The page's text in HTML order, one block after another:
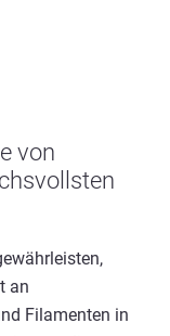
von
an
Filamenten in